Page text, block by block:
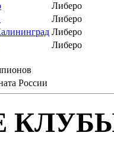
Либеро
Либеро
Либеро
Либеро
России